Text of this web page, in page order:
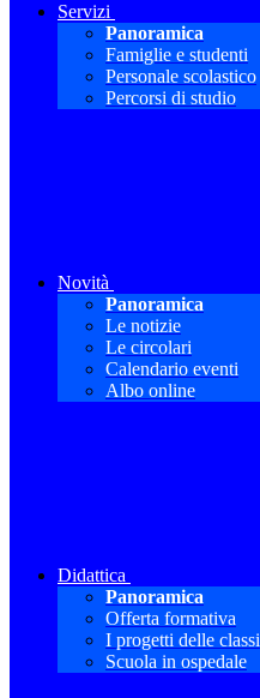
Servizi
Panoramica
Famiglie e studenti
Personale scolastico
Percorsi di studio
Novità
Panoramica
Le notizie
Le circolari
Calendario eventi
Albo online
Didattica
Panoramica
Offerta formativa
I progetti delle classi
Scuola in ospedale